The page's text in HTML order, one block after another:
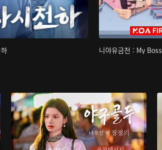
니야유금천 : My Boss